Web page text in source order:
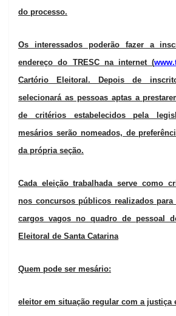
do processo.
Os interessados poderão fazer a
endereço do TRESC na internet (
Cartório Eleitoral. Depois de
selecionará as pessoas aptas a
de critérios estabelecidos pela
mesários serão nomeados, de
da própria seção.
Cada eleição trabalhada serve como
nos concursos públicos realizados
cargos vagos no quadro de pessoal
Eleitoral de Santa Catarina
Quem pode ser mesário:
eleitor em situação regular com a justiça